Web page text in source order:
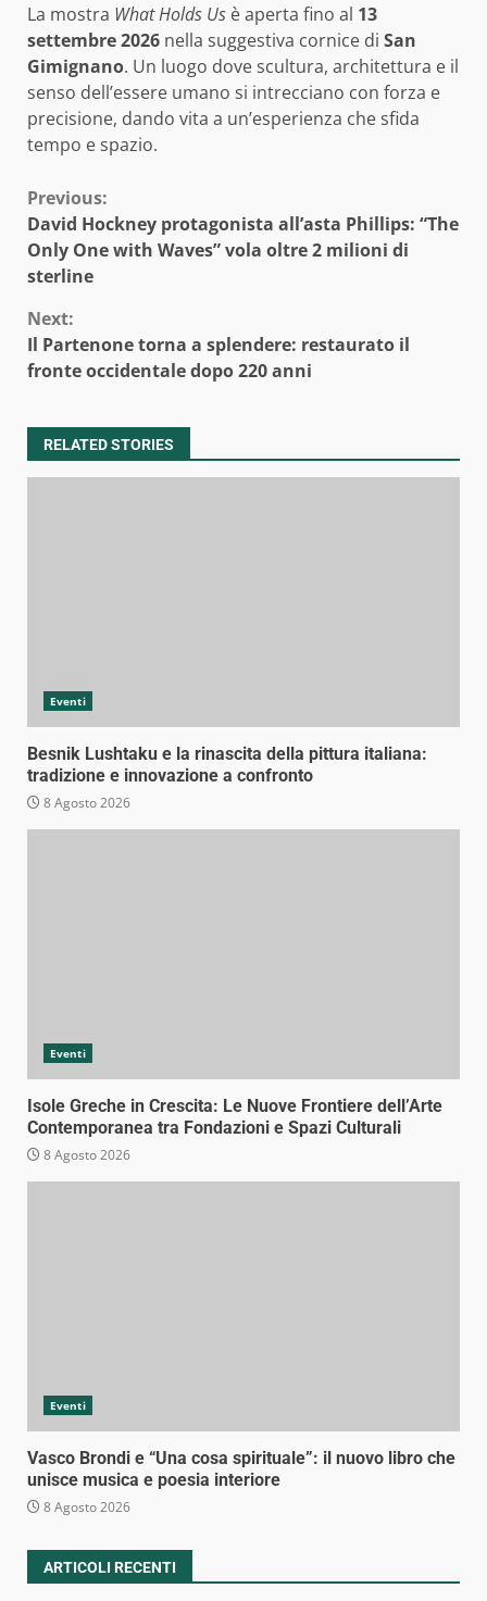
La mostra What Holds Us è aperta fino al 13
settembre 2026 nella suggestiva cornice di San
Gimignano. Un luogo dove scultura, architettura e il
senso dell’essere umano si intrecciano con forza e
precisione, dando vita a un’esperienza che sfida
tempo e spazio.
Continue
Reading
Previous:
David Hockney protagonista all’asta Phillips: “The
Only One with Waves” vola oltre 2 milioni di
sterline
Next:
Il Partenone torna a splendere: restaurato il
fronte occidentale dopo 220 anni
RELATED STORIES
Eventi
Besnik Lushtaku e la rinascita della pittura italiana:
tradizione e innovazione a confronto
8 Agosto 2026
Eventi
Isole Greche in Crescita: Le Nuove Frontiere dell’Arte
Contemporanea tra Fondazioni e Spazi Culturali
8 Agosto 2026
Eventi
Vasco Brondi e “Una cosa spirituale”: il nuovo libro che
unisce musica e poesia interiore
8 Agosto 2026
ARTICOLI RECENTI